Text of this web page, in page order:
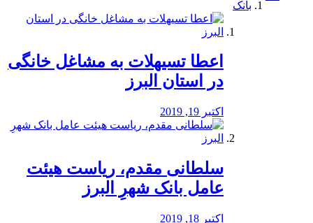
بانک
️اعطا تسیهلات به مشاغل خانگی
در استان البرز
اکتبر 19, 2019
سلطانی مقدم، ریاست هیئت
عامل بانک شهرِ البرز
اکتبر 18, 2019